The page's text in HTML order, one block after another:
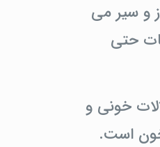
و سیر می
حتی
خونی و
است.